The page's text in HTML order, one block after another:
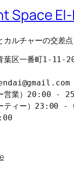
Space
カルチャーの交差点
葉区一番町1-11-
営業）20:00 -
ティー）23:00